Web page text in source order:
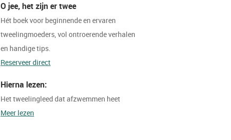
O jee, het zijn er twee
Hét boek voor beginnende en ervaren
tweelingmoeders, vol ontroerende verhalen
en handige tips.
Reserveer direct
Hierna lezen:
Het tweelingleed dat afzwemmen heet
Meer lezen